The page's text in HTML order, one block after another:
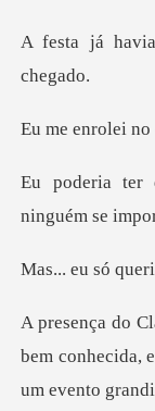
ninguém se i
bem conhecida,